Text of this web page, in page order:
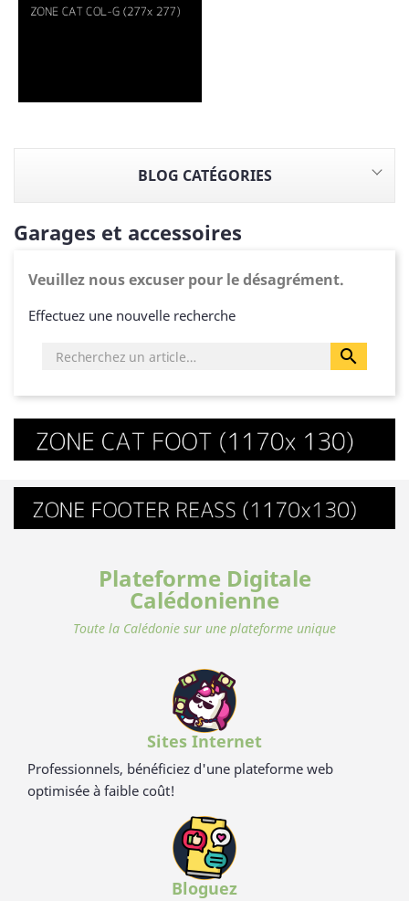
BLOG CATÉGORIES
Garages et accessoires
Veuillez nous excuser pour le désagrément.
Effectuez une nouvelle recherche

Plateforme Digitale
Calédonienne
Toute la Calédonie sur une plateforme unique
Sites Internet
Professionnels, bénéficiez d'une plateforme web
optimisée à faible coût!
Bloguez